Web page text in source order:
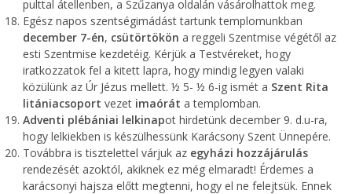
pulttal átellenben, a Szűzanya oldalán vásárolhattok meg.
Egész napos szentségimádást tartunk templomunkban
december 7-én, csütörtökön a reggeli Szentmise végétől az
esti Szentmise kezdetéig. Kérjük a Testvéreket, hogy
iratkozzatok fel a kitett lapra, hogy mindig legyen valaki
közülünk az Úr Jézus mellett. ½ 5- ½ 6-ig ismét a Szent Rita
litániacsoport vezet imaórát a templomban.
Adventi plébániai lelkinapot hirdetünk december 9. d.u-ra,
hogy lelkiekben is készülhessünk Karácsony Szent Ünnepére.
Továbbra is tisztelettel várjuk az egyházi hozzájárulás
rendezését azoktól, akiknek ez még elmaradt! Érdemes a
karácsonyi hajsza előtt megtenni, hogy el ne felejtsük. Ennek